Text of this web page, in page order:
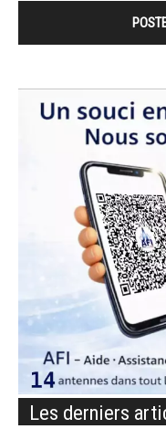
Les derniers